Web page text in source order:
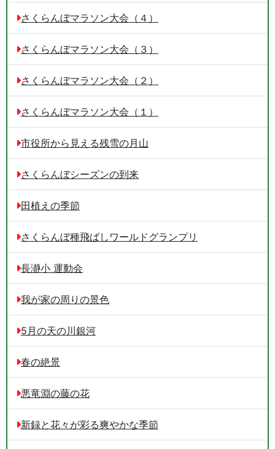
さくらんぼマラソン大会（４）
さくらんぼマラソン大会（３）
さくらんぼマラソン大会（２）
さくらんぼマラソン大会（１）
市役所から見える残雪の月山
さくらんぼシーズンの到来
田植えの季節
さくらんぼ種飛ばしワールドグランプリ
長瀞小 運動会
我が家の周りの景色
5月の天の川銀河
春の絶景
悪竜淵の藤の花
新録と花々が彩る爽やかな季節